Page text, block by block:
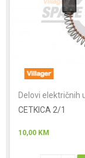
Anti-spam zaštita -
Delovi električnih
CETKICA 2/1
10,00 KM